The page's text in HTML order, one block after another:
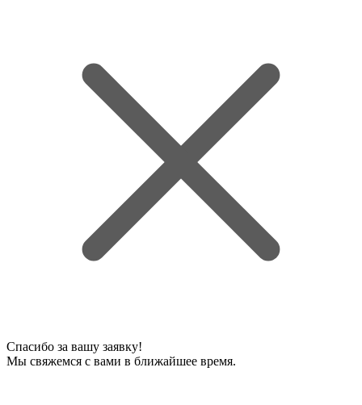
Спасибо за вашу заявку!
Мы свяжемся с вами в ближайшее время.